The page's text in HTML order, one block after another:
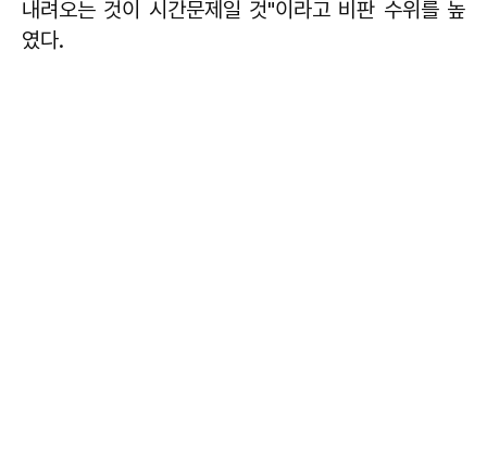
내려오는 것이 시간문제일 것"이라고 비판 수위를 높
였다.